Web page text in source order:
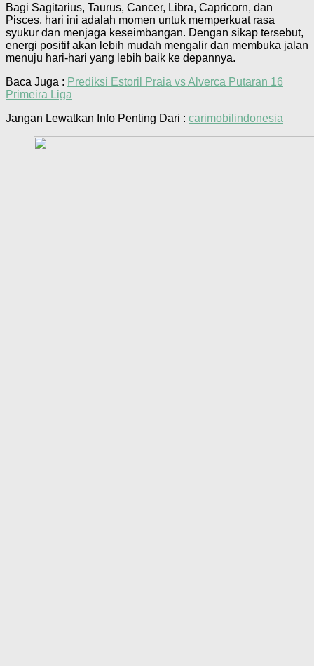
Bagi Sagitarius, Taurus, Cancer, Libra, Capricorn, dan
Pisces, hari ini adalah momen untuk memperkuat rasa
syukur dan menjaga keseimbangan. Dengan sikap tersebut,
energi positif akan lebih mudah mengalir dan membuka jalan
menuju hari-hari yang lebih baik ke depannya.
Baca Juga : Prediksi Estoril Praia vs Alverca Putaran 16
Primeira Liga
Jangan Lewatkan Info Penting Dari : carimobilindonesia